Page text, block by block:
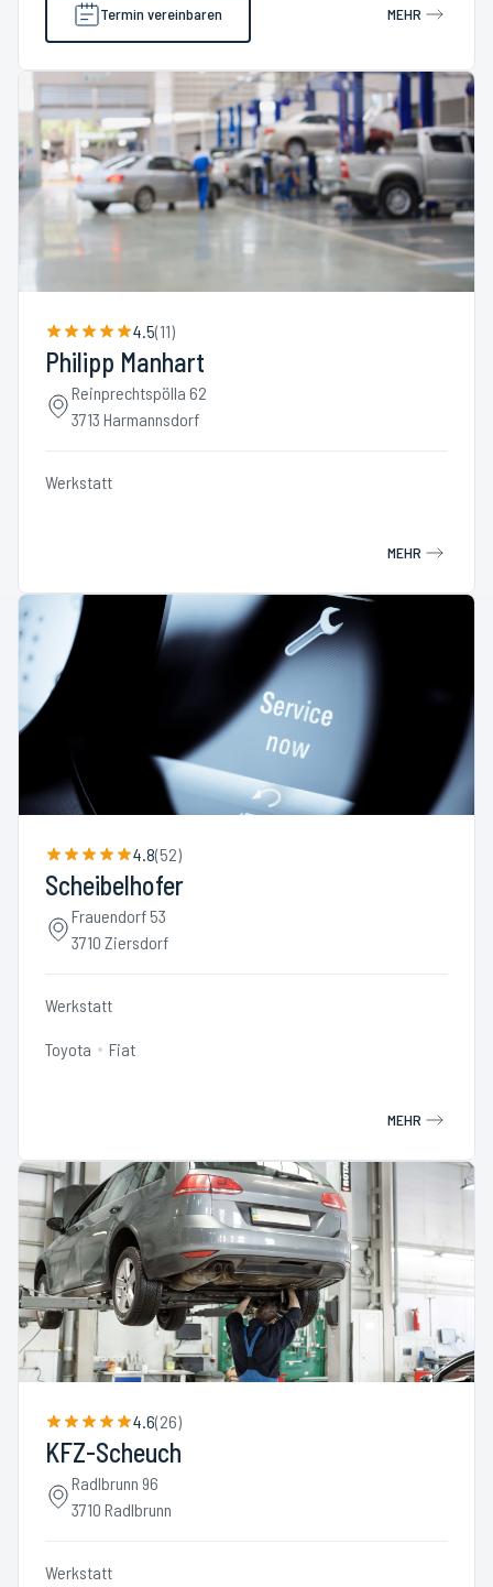
Termin vereinbaren MEHR
4.5(11)
Philipp Manhart
Reinprechtspölla 62
3713 Harmannsdorf
Werkstatt
MEHR
4.8(52)
Scheibelhofer
Frauendorf 53
3710 Ziersdorf
Werkstatt
Toyota Fiat
MEHR
4.6(26)
KFZ-Scheuch
Radlbrunn 96
3710 Radlbrunn
Werkstatt